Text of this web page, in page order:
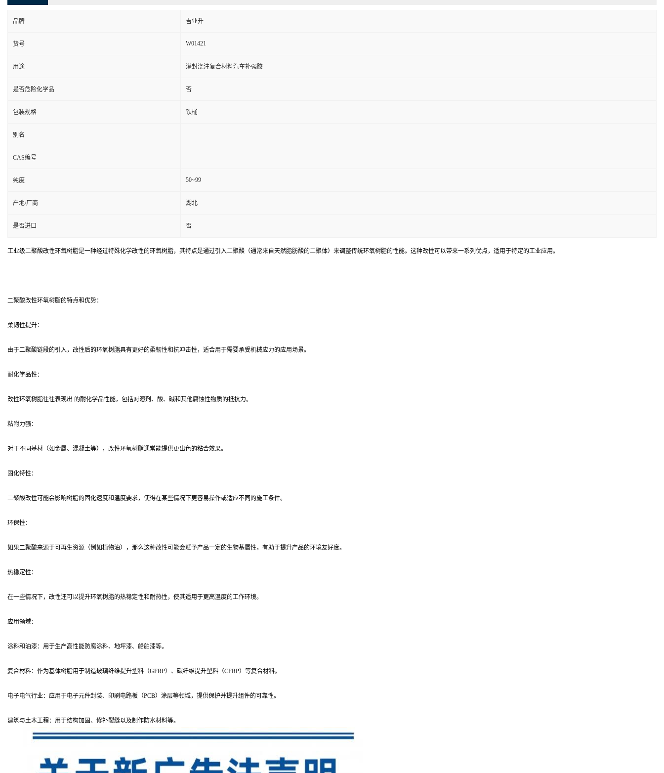
品牌 吉业升
货号 W01421
用途 灌封浇注复合材料汽车补强胶
是否危险化学品 否
包装规格 铁桶
别名
CAS编号
纯度 50~99
产地/厂商 湖北
是否进口 否
工业级二聚酸改性环氧树脂是一种经过特殊化学改性的环氧树脂，其特点是通过引入二聚酸（通常来自天然脂肪酸的二聚体）来调整传统环氧树脂的性能。这种改性可以带来一系列优点，适用于特定的工业应用。
二聚酸改性环氧树脂的特点和优势：
柔韧性提升：
由于二聚酸链段的引入，改性后的环氧树脂具有更好的柔韧性和抗冲击性，适合用于需要承受机械应力的应用场景。
耐化学品性：
改性环氧树脂往往表现出 的耐化学品性能，包括对溶剂、酸、碱和其他腐蚀性物质的抵抗力。
粘附力强：
对于不同基材（如金属、混凝土等），改性环氧树脂通常能提供更出色的粘合效果。
固化特性：
二聚酸改性可能会影响树脂的固化速度和温度要求，使得在某些情况下更容易操作或适应不同的施工条件。
环保性：
如果二聚酸来源于可再生资源（例如植物油），那么这种改性可能会赋予产品一定的生物基属性，有助于提升产品的环境友好度。
热稳定性：
在一些情况下，改性还可以提升环氧树脂的热稳定性和耐热性，使其适用于更高温度的工作环境。
应用领域：
涂料和油漆：用于生产高性能防腐涂料、地坪漆、船舶漆等。
复合材料：作为基体树脂用于制造玻璃纤维提升塑料（GFRP）、碳纤维提升塑料（CFRP）等复合材料。
电子电气行业：应用于电子元件封装、印刷电路板（PCB）涂层等领域，提供保护并提升组件的可靠性。
建筑与土木工程：用于结构加固、修补裂缝以及制作防水材料等。